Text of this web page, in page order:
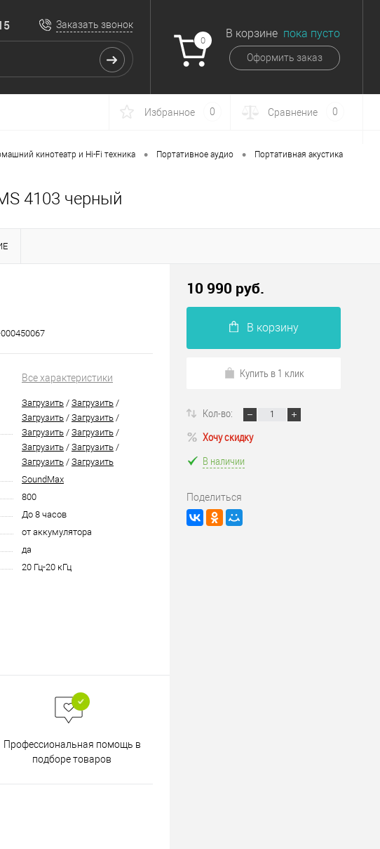
Заказать звонок
0
В корзине пока пусто
Оформить заказ
Избранное 0 Сравнение 0
кинотеатр и Hi-Fi техника • Портативное аудио • Портативная акустика
4103 черный
Все характеристики
Загрузить / Загрузить /
Загрузить / Загрузить /
Загрузить / Загрузить /
Загрузить / Загрузить /
Загрузить / Загрузить
SoundMax
800
До 8 часов
от аккумулятора
да
20 Гц-20 кГц
Профессиональная помощь в
подборе товаров
10 990 руб.
В корзину
Купить в 1 клик
Кол-во:
Хочу скидку
В наличии
Поделиться